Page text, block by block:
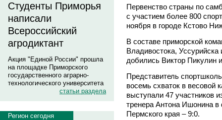
Студенты Приморья
написали
Всероссийский
агродиктант
Акция "Единой России" прошла
на площадке Приморского
государственного аграрно-
технологического университета
статьи раздела
Регион сегодня
Первенство страны по
с участием более 800
ноября в городе Кстово
В составе приморской
Владивостока,
добились Виктор Пикулин
Представитель
восемь схваток в весовой
выступали 47 участников
тренера Антона Ишонина
Пермского края – 9:0.